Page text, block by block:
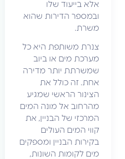
אלא בייעוד שלו
ובמספר הדירות שהוא
צנרת משותפת היא כל
מערכת מים או ביוב
שמשרתת יותר מדירה
אחת. זה כולל את
הצינור הראשי שמגיע
מהרחוב אל מונה המים
המרכזי של הבניין, את
קווי המים העולים
בקירות הבניין ומספקים
מים לקומות השונות,